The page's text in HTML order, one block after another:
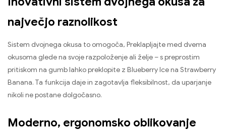
največjo raznolikost
Sistem dvojnega okusa to omogoča, Preklapljajte med dvema
okusoma glede na svoje razpoloženje ali želje – s preprostim
pritiskom na gumb lahko preklopite z Blueberry Ice na Strawberry
Banana. Ta funkcija daje in zagotavlja fleksibilnost, da uparjanje
nikoli ne postane dolgočasno.
Moderno, ergonomsko oblikovanje